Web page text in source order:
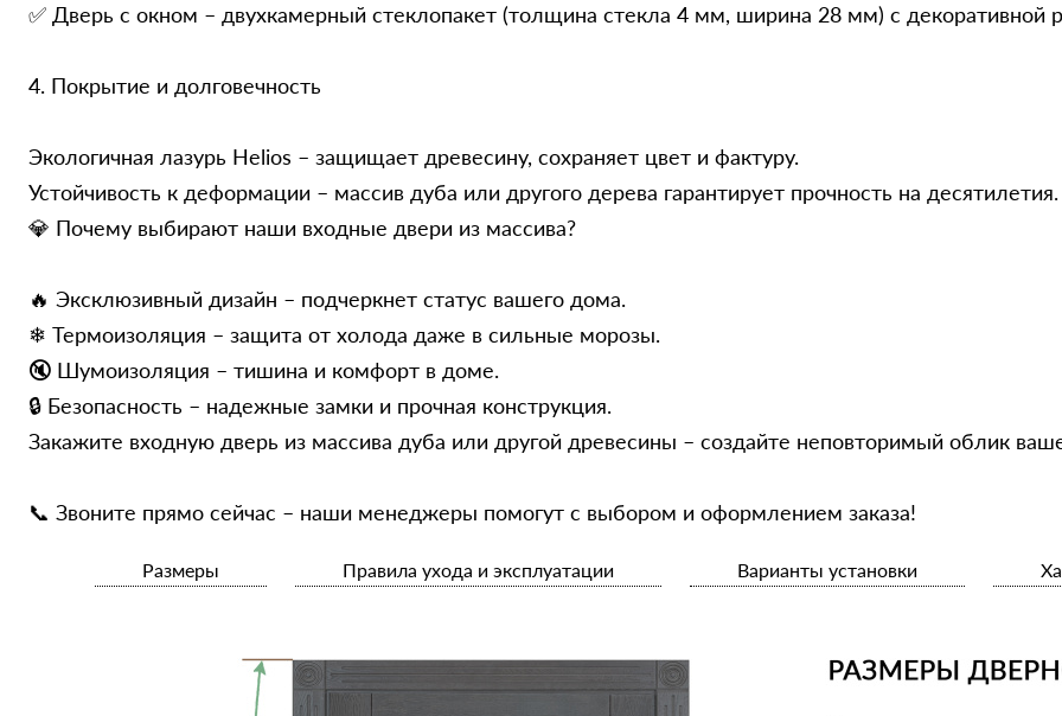
✅ Дверь с окном – двухкамерный стеклопакет (толщина стекла 4 мм, ширина 28 мм) с декоративной
4. Покрытие и долговечность
Экологичная лазурь Helios – защищает древесину, сохраняет цвет и фактуру.
Устойчивость к деформации – массив дуба или другого дерева гарантирует прочность на десятилетия.
💎 Почему выбирают наши входные двери из массива?
🔥 Эксклюзивный дизайн – подчеркнет статус вашего дома.
❄ Термоизоляция – защита от холода даже в сильные морозы.
🔇 Шумоизоляция – тишина и комфорт в доме.
🔒 Безопасность – надежные замки и прочная конструкция.
Закажите входную дверь из массива дуба или другой древесины – создайте неповторимый облик
📞 Звоните прямо сейчас – наши менеджеры помогут с выбором и оформлением заказа!
Размеры Правила ухода и эксплуатации Варианты установки